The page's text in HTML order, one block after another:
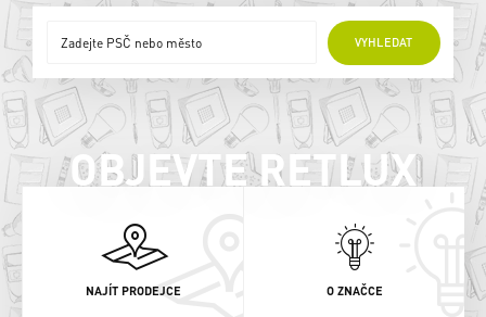
VYHLEDAT
ONLINE PRODEJCI
OBJEVTE RETLUX
NAJÍT PRODEJCE O ZNAČCE